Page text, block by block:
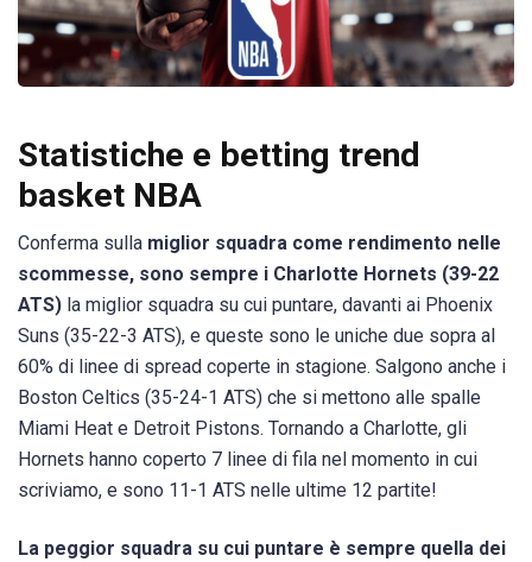
Statistiche e betting trend
basket NBA
Conferma sulla miglior squadra come rendimento nelle
scommesse, sono sempre i Charlotte Hornets (39-22
ATS) la miglior squadra su cui puntare, davanti ai Phoenix
Suns (35-22-3 ATS), e queste sono le uniche due sopra al
60% di linee di spread coperte in stagione. Salgono anche i
Boston Celtics (35-24-1 ATS) che si mettono alle spalle
Miami Heat e Detroit Pistons. Tornando a Charlotte, gli
Hornets hanno coperto 7 linee di fila nel momento in cui
scriviamo, e sono 11-1 ATS nelle ultime 12 partite!
La peggior squadra su cui puntare è sempre quella dei